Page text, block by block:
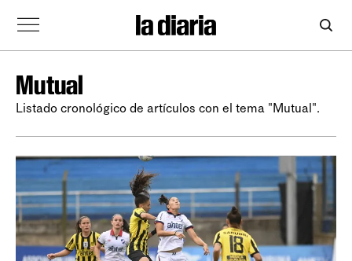
Mutual
Listado cronológico de artículos con el tema "Mutual".